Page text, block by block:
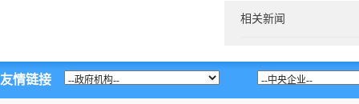
相关新闻
友情链接